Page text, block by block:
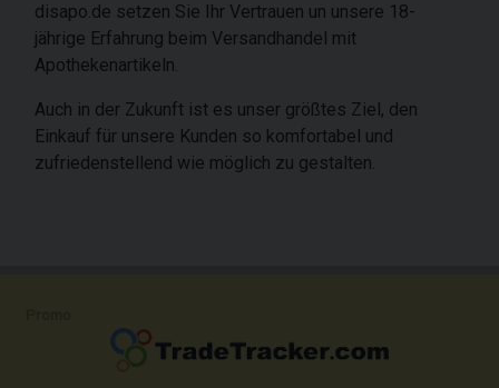
disapo.de setzen Sie Ihr Vertrauen un unsere 18-
jährige Erfahrung beim Versandhandel mit
Apothekenartikeln.
Auch in der Zukunft ist es unser größtes Ziel, den
Einkauf für unsere Kunden so komfortabel und
zufriedenstellend wie möglich zu gestalten.